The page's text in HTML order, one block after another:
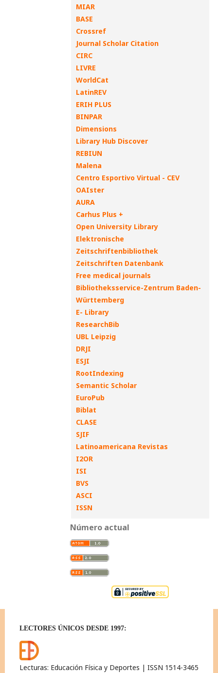
MIAR
BASE
Crossref
Journal Scholar Citation
CIRC
LIVRE
WorldCat
LatinREV
ERIH PLUS
BINPAR
Dimensions
Library Hub Discover
REBIUN
Malena
Centro Esportivo Virtual - CEV
OAIster
AURA
Carhus Plus +
Open University Library
Elektronische
Zeitschriftenbibliothek
Zeitschriften Datenbank
Free medical journals
Bibliotheksservice-Zentrum Baden-
Württemberg
E- Library
ResearchBib
UBL Leipzig
DRJI
ESJI
RootIndexing
Semantic Scholar
EuroPub
Biblat
CLASE
SJIF
Latinoamericana Revistas
I2OR
ISI
BVS
ASCI
ISSN
Número actual
LECTORES ÚNICOS DESDE 1997:
Lecturas: Educación Física y Deportes | ISSN 1514-3465